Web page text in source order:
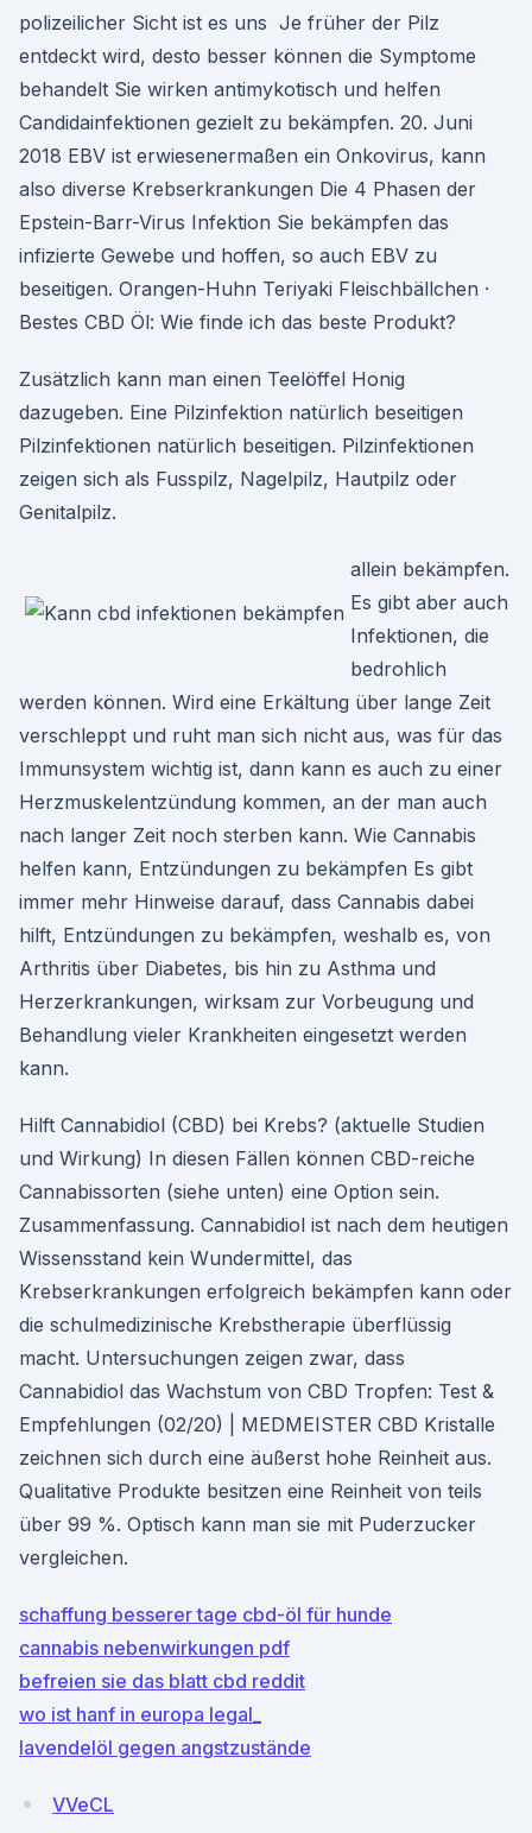
polizeilicher Sicht ist es uns Je früher der Pilz
entdeckt wird, desto besser können die Symptome
behandelt Sie wirken antimykotisch und helfen
Candidainfektionen gezielt zu bekämpfen. 20. Juni
2018 EBV ist erwiesenermaßen ein Onkovirus, kann
also diverse Krebserkrankungen Die 4 Phasen der
Epstein-Barr-Virus Infektion Sie bekämpfen das
infizierte Gewebe und hoffen, so auch EBV zu
beseitigen. Orangen-Huhn Teriyaki Fleischbällchen ·
Bestes CBD Öl: Wie finde ich das beste Produkt?
Zusätzlich kann man einen Teelöffel Honig
dazugeben. Eine Pilzinfektion natürlich beseitigen
Pilzinfektionen natürlich beseitigen. Pilzinfektionen
zeigen sich als Fusspilz, Nagelpilz, Hautpilz oder
Genitalpilz.
allein bekämpfen.
Es gibt aber auch
Infektionen, die
bedrohlich
werden können. Wird eine Erkältung über lange Zeit
verschleppt und ruht man sich nicht aus, was für das
Immunsystem wichtig ist, dann kann es auch zu einer
Herzmuskelentzündung kommen, an der man auch
nach langer Zeit noch sterben kann. Wie Cannabis
helfen kann, Entzündungen zu bekämpfen Es gibt
immer mehr Hinweise darauf, dass Cannabis dabei
hilft, Entzündungen zu bekämpfen, weshalb es, von
Arthritis über Diabetes, bis hin zu Asthma und
Herzerkrankungen, wirksam zur Vorbeugung und
Behandlung vieler Krankheiten eingesetzt werden
kann.
Hilft Cannabidiol (CBD) bei Krebs? (aktuelle Studien
und Wirkung) In diesen Fällen können CBD-reiche
Cannabissorten (siehe unten) eine Option sein.
Zusammenfassung. Cannabidiol ist nach dem heutigen
Wissensstand kein Wundermittel, das
Krebserkrankungen erfolgreich bekämpfen kann oder
die schulmedizinische Krebstherapie überflüssig
macht. Untersuchungen zeigen zwar, dass
Cannabidiol das Wachstum von CBD Tropfen: Test &
Empfehlungen (02/20) | MEDMEISTER CBD Kristalle
zeichnen sich durch eine äußerst hohe Reinheit aus.
Qualitative Produkte besitzen eine Reinheit von teils
über 99 %. Optisch kann man sie mit Puderzucker
vergleichen.
schaffung besserer tage cbd-öl für hunde
cannabis nebenwirkungen pdf
befreien sie das blatt cbd reddit
wo ist hanf in europa legal_
lavendelöl gegen angstzustände
VVeCL